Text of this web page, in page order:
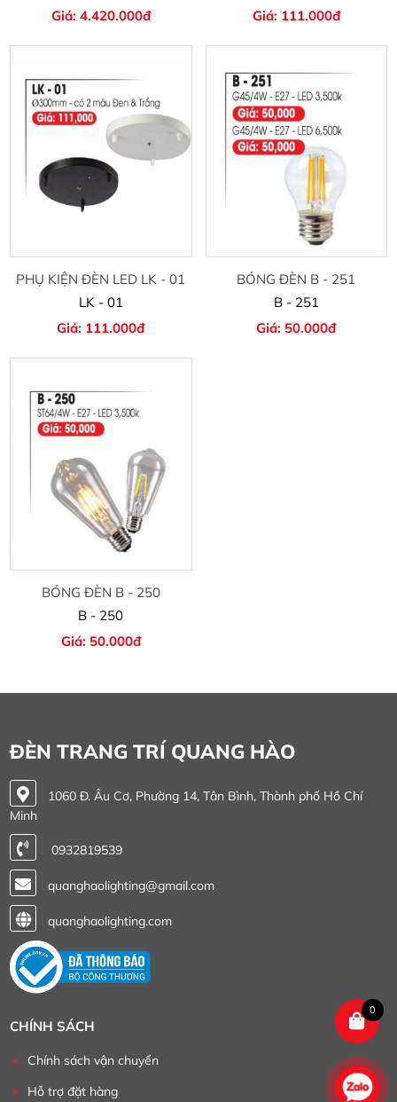
Giá: 4.420.000đ
Giá: 111.000đ
PHỤ KIỆN ĐÈN LED LK - 01
LK - 01
Giá: 111.000đ
BÓNG ĐÈN B - 251
B - 251
Giá: 50.000đ
BÓNG ĐÈN B - 250
B - 250
Giá: 50.000đ
ĐÈN TRANG TRÍ QUANG HÀO
1060 Đ. Âu Cơ, Phường 14, Tân Bình, Thành phố Hồ Chí
Minh
0932819539
quanghaolighting@gmail.com
quanghaolighting.com
CHÍNH SÁCH
Chính sách vận chuyển
Hỗ trợ đặt hàng
0